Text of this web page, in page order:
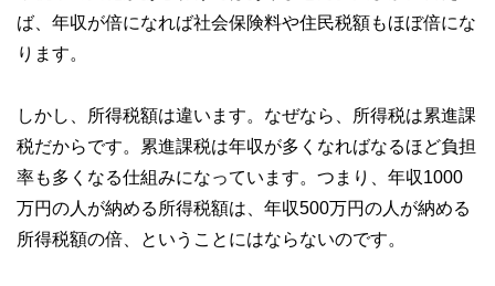
ば、年収が倍になれば社会保険料や住民税額もほぼ倍にな
ります。
しかし、所得税額は違います。なぜなら、所得税は累進課
税だからです。累進課税は年収が多くなればなるほど負担
率も多くなる仕組みになっています。つまり、年収1000
万円の人が納める所得税額は、年収500万円の人が納める
所得税額の倍、ということにはならないのです。